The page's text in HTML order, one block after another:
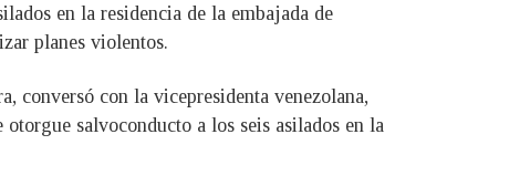
en la residencia de la embajada de
planes violentos.
conversó con la vicepresidenta venezolana,
salvoconducto a los seis asilados en la